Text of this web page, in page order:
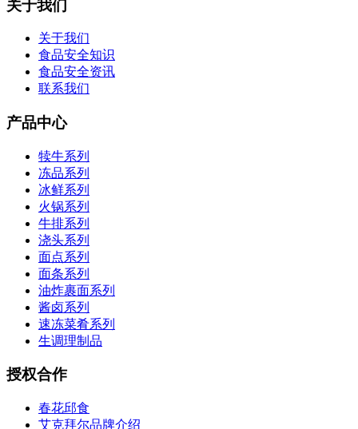
关于我们
关于我们
食品安全知识
食品安全资讯
联系我们
产品中心
犊牛系列
冻品系列
冰鲜系列
火锅系列
牛排系列
浇头系列
面点系列
面条系列
油炸裹面系列
酱卤系列
速冻菜肴系列
生调理制品
授权合作
春花邱食
艾克拜尔品牌介绍